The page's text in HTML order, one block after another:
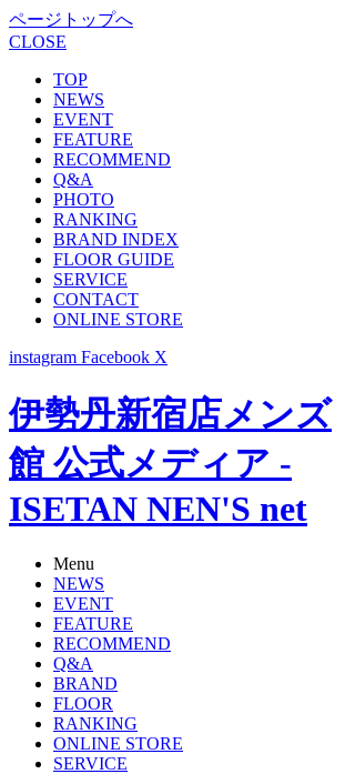
ページトップへ
CLOSE
TOP
NEWS
EVENT
FEATURE
RECOMMEND
Q&A
PHOTO
RANKING
BRAND INDEX
FLOOR GUIDE
SERVICE
CONTACT
ONLINE STORE
instagram Facebook X
伊勢丹新宿店メンズ
館 公式メディア -
ISETAN NEN'S net
Menu
NEWS
EVENT
FEATURE
RECOMMEND
Q&A
BRAND
FLOOR
RANKING
ONLINE STORE
SERVICE